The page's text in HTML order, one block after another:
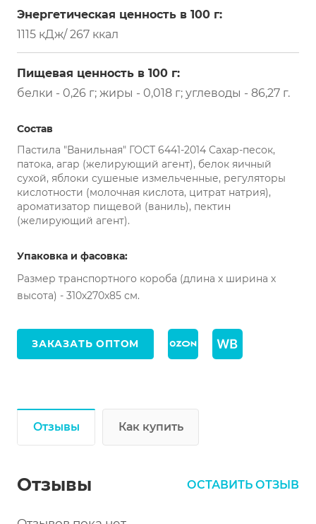
Энергетическая ценность в 100 г:
1115 кДж/ 267 ккал
Пищевая ценность в 100 г:
белки - 0,26 г; жиры - 0,018 г; углеводы - 86,27 г.
Состав
Пастила "Ванильная" ГОСТ 6441-2014 Сахар-песок,
патока, агар (желирующий агент), белок яичный
сухой, яблоки сушеные измельченные, регуляторы
кислотности (молочная кислота, цитрат натрия),
ароматизатор пищевой (ваниль), пектин
(желирующий агент).
Упаковка и фасовка:
Размер транспортного короба (длина х ширина х
высота) - 310х270х85 см.
ЗАКАЗАТЬ ОПТОМ
Отзывы Как купить
Отзывы ОСТАВИТЬ ОТЗЫВ